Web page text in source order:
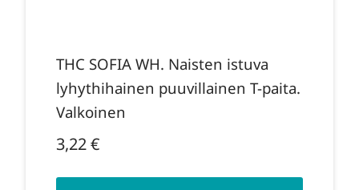
THC SOFIA WH. Naisten istuva
lyhythihainen puuvillainen T-paita.
Valkoinen
3,22€